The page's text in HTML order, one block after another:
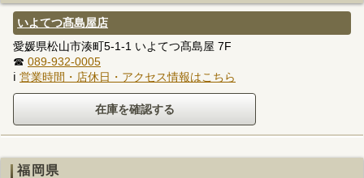
いよてつ髙島屋店
愛媛県松山市湊町5-1-1 いよてつ髙島屋 7F
☎ 089-932-0005
ℹ 営業時間・店休日・アクセス情報はこちら
福岡県